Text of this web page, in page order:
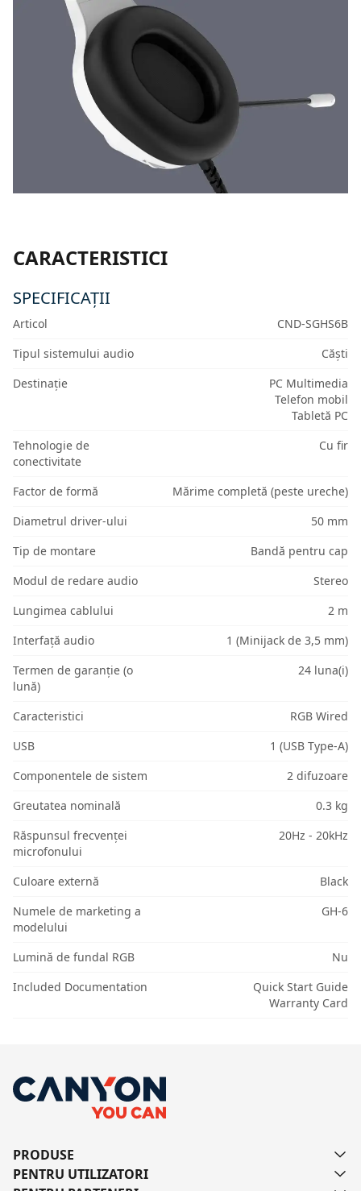
CARACTERISTICI
SPECIFICAȚII
Articol
CND-SGHS6B
Tipul sistemului audio
Căști
Destinație
PC Multimedia
Telefon mobil
Tabletă PC
Tehnologie de
conectivitate
Cu fir
Factor de formă
Mărime completă (peste ureche)
Diametrul driver-ului
50 mm
Tip de montare
Bandă pentru cap
Modul de redare audio
Stereo
Lungimea cablului
2 m
Interfață audio
1 (Minijack de 3,5 mm)
Termen de garanție (o
lună)
24 luna(i)
Caracteristici
RGB Wired
USB
1 (USB Type-A)
Componentele de sistem
2 difuzoare
Greutatea nominală
0.3 kg
Răspunsul frecvenței
microfonului
20Hz - 20kHz
Culoare externă
Black
Numele de marketing a
modelului
GH-6
Lumină de fundal RGB
Nu
Included Documentation
Quick Start Guide
Warranty Card
PRODUSE
PENTRU UTILIZATORI